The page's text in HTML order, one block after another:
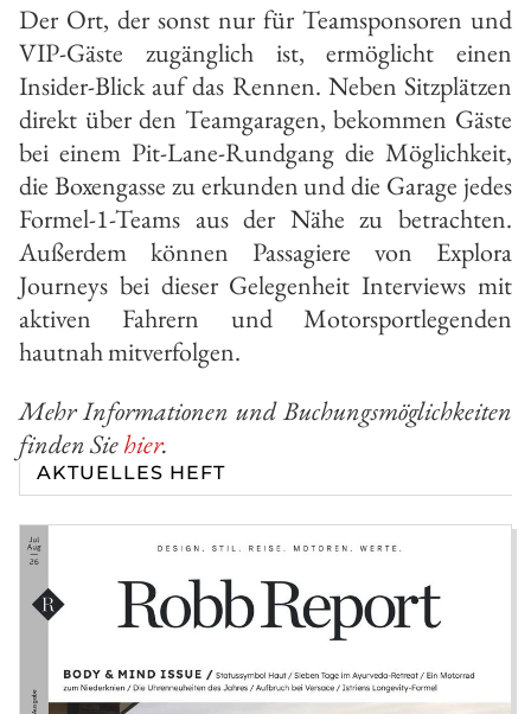
AKTUELLES HEFT
Der Ort, der sonst nur für Teamsponsoren und
VIP-Gäste zugänglich ist, ermöglicht einen
Insider-Blick auf das Rennen. Neben Sitzplätzen
direkt über den Teamgaragen, bekommen Gäste
bei einem Pit-Lane-Rundgang die Möglichkeit,
die Boxengasse zu erkunden und die Garage jedes
Formel-1-Teams aus der Nähe zu betrachten.
Außerdem können Passagiere von Explora
Journeys bei dieser Gelegenheit Interviews mit
aktiven Fahrern und Motorsportlegenden
hautnah mitverfolgen.
Mehr Informationen und Buchungsmöglichkeiten
finden Siehier.